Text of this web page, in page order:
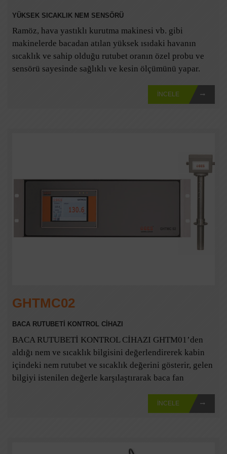
YÜKSEK SICAKLIK NEM SENSÖRÜ
Ramöz, hava yastıklı kurutma makinesi vb. gibi
makinelerde bacadan atılan yüksek ısıdaki havanın
sıcaklık ve sahip olduğu rutubet oranın özel probu ve
sensörü sayesinde sağlıklı ve kesin ölçümünü yapar.
İNCELE
GHTMC02
BACA RUTUBETİ KONTROL CİHAZI
BACA RUTUBETİ KONTROL CİHAZI GHTM01’den
aldığı nem ve sıcaklık bilgisini değerlendirerek kabin
içindeki nem rutubet ve sıcaklık değerini gösterir, gelen
bilgiyi istenilen değerle karşılaştırarak baca fan
İNCELE